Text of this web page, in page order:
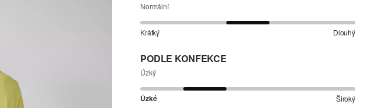
Normální
Krátký Dlouhý
PODLE KONFEKCE
Úzký
Úzké Široký